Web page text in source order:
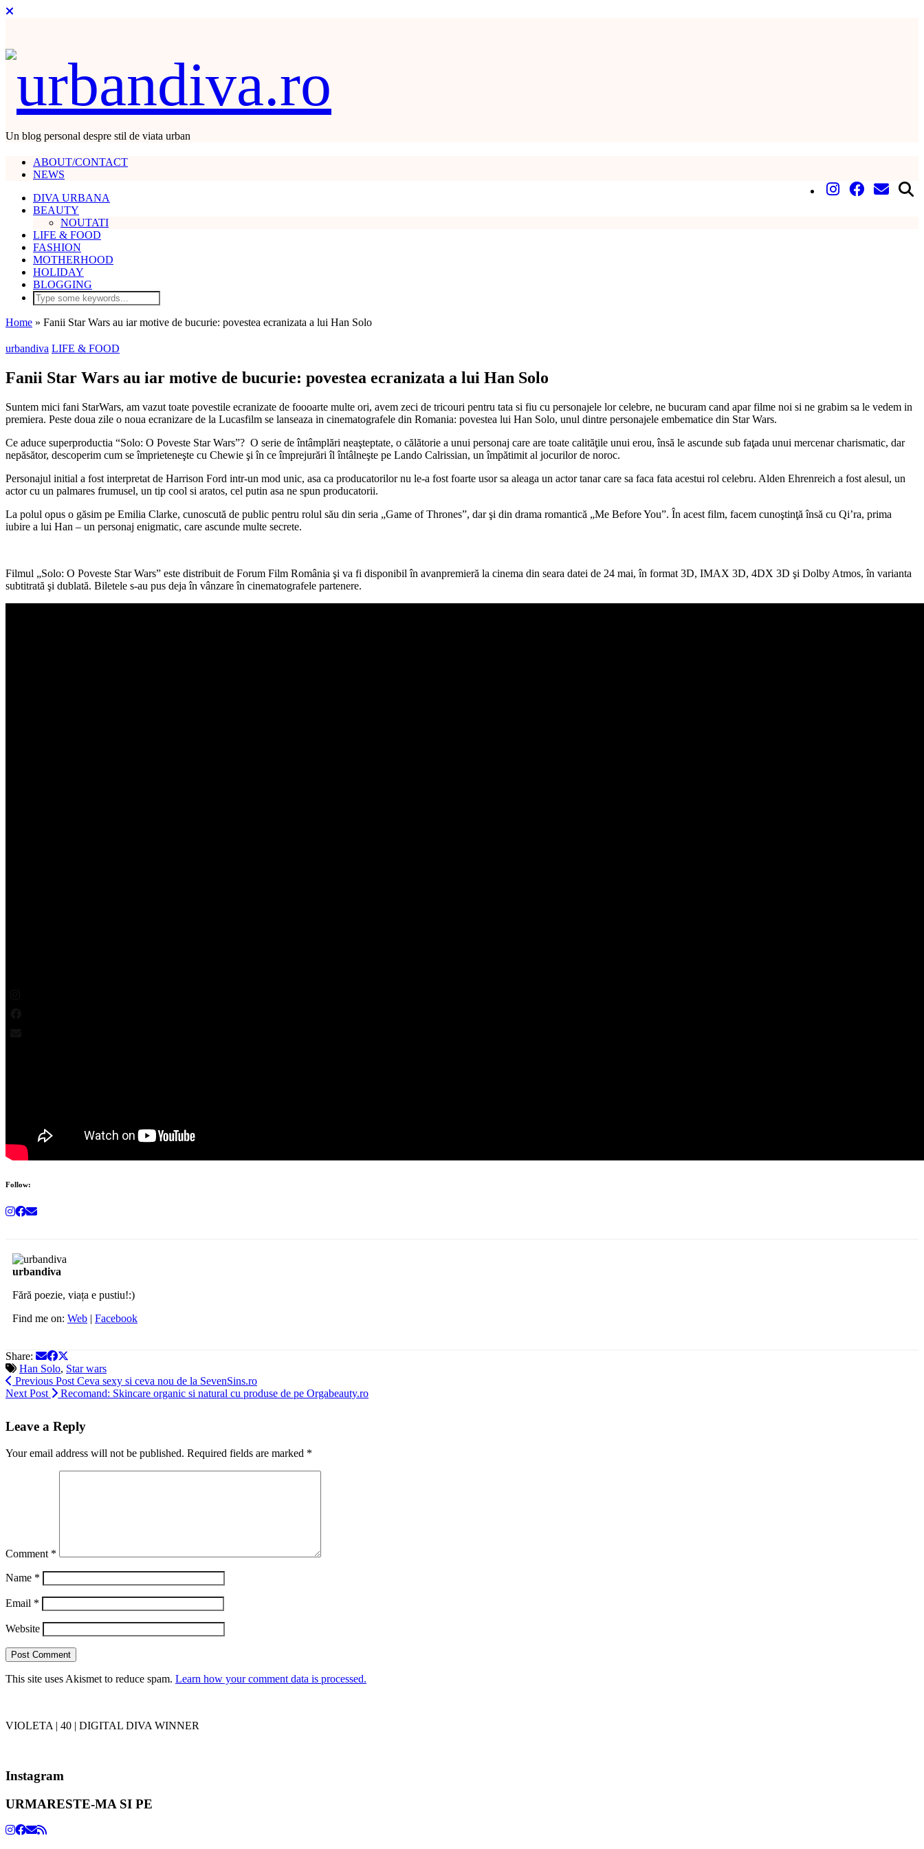
Un blog personal despre stil de viata urban
ABOUT/CONTACT
NEWS
DIVA URBANA
BEAUTY
NOUTATI
LIFE & FOOD
FASHION
MOTHERHOOD
HOLIDAY
BLOGGING
Home » Fanii Star Wars au iar motive de bucurie: povestea ecranizata a lui Han Solo
urbandiva LIFE & FOOD
Fanii Star Wars au iar motive de bucurie: povestea ecranizata a lui Han Solo
Suntem mici fani StarWars, am vazut toate povestile ecranizate de foooarte multe ori, avem zeci de tricouri pentru tata si fiu cu personajele lor celebre, ne bucuram cand apar filme noi si ne grabim sa le vedem in
premiera. Peste doua zile o noua ecranizare de la Lucasfilm se lanseaza in cinematografele din Romania: povestea lui Han Solo, unul dintre personajele embematice din Star Wars.
Ce aduce superproductia “Solo: O Poveste Star Wars”? O serie de întâmplări neaşteptate, o călătorie a unui personaj care are toate calităţile unui erou, însă le ascunde sub faţada unui mercenar charismatic, dar
nepăsător, descoperim cum se împrieteneşte cu Chewie şi în ce împrejurări îl întâlneşte pe Lando Calrissian, un împătimit al jocurilor de noroc.
Personajul initial a fost interpretat de Harrison Ford intr-un mod unic, asa ca producatorilor nu le-a fost foarte usor sa aleaga un actor tanar care sa faca fata acestui rol celebru. Alden Ehrenreich a fost alesul, un
actor cu un palmares frumusel, un tip cool si aratos, cel putin asa ne spun producatorii.
La polul opus o găsim pe Emilia Clarke, cunoscută de public pentru rolul său din seria „Game of Thrones”, dar şi din drama romantică „Me Before You”. În acest film, facem cunoştinţă însă cu Qi’ra, prima
iubire a lui Han – un personaj enigmatic, care ascunde multe secrete.
Filmul „Solo: O Poveste Star Wars” este distribuit de Forum Film România şi va fi disponibil în avanpremieră la cinema din seara datei de 24 mai, în format 3D, IMAX 3D, 4DX 3D şi Dolby Atmos, în varianta
subtitrată şi dublată. Biletele s-au pus deja în vânzare în cinematografele partenere.
Follow:
urbandiva
Fără poezie, viața e pustiu!:)
Find me on: Web | Facebook
Share:
Han Solo, Star wars
Previous Post Ceva sexy si ceva nou de la SevenSins.ro
Next Post
Recomand: Skincare organic si natural cu produse de pe Orgabeauty.ro
Leave a Reply
Your email address will not be published. Required fields are marked *
Comment *
Name *
Email *
Website
This site uses Akismet to reduce spam. Learn how your comment data is processed.
VIOLETA | 40 | DIGITAL DIVA WINNER
Instagram
URMARESTE-MA SI PE